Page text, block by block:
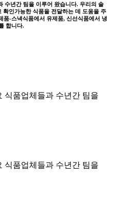
수년간 팀을 이루어 왔습니다. 우리의 솔
인가능한 식품을 전달하는 데 도움을 주
품-스낵식품에서 유제품, 신선식품에서 냉
합니다.
식품업체들과 수년간 팀을
식품업체들과 수년간 팀을